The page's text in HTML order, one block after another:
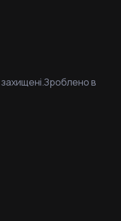
Зроблено в